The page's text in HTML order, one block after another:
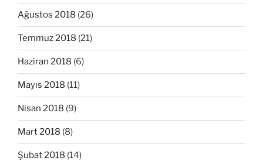
Ağustos 2018 (26)
Temmuz 2018 (21)
Haziran 2018 (6)
Mayıs 2018 (11)
Nisan 2018 (9)
Mart 2018 (8)
Şubat 2018 (14)